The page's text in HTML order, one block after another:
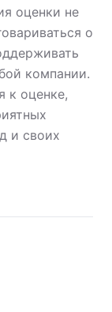
оценки не
о
компании.
к оценке,
и своих